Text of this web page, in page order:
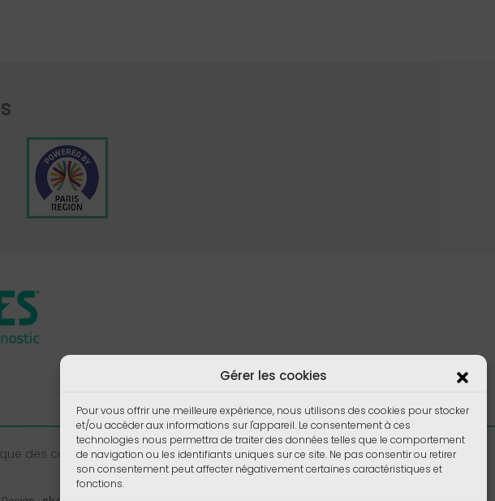
Gérer les cookies
Pour vous offrir une meilleure expérience, nous utilisons des cookies pour stocker
et/ou accéder aux informations sur l'appareil. Le consentement à ces
technologies nous permettra de traiter des données telles que le comportement
de navigation ou les identifiants uniques sur ce site. Ne pas consentir ou retirer
son consentement peut affecter négativement certaines caractéristiques et
fonctions.
des cookies Foire aux Questions